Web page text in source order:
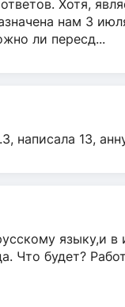
Хотя,
нам 3
ли пересд...
написала 13,
языку,и в
Что будет?